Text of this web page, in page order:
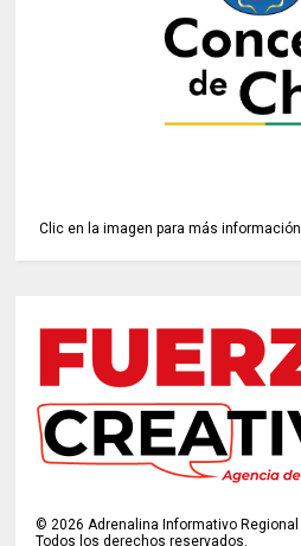
Clic en la imagen para más información
©2026 Adrenalina Informativo Regional
Todos los derechos reservados.